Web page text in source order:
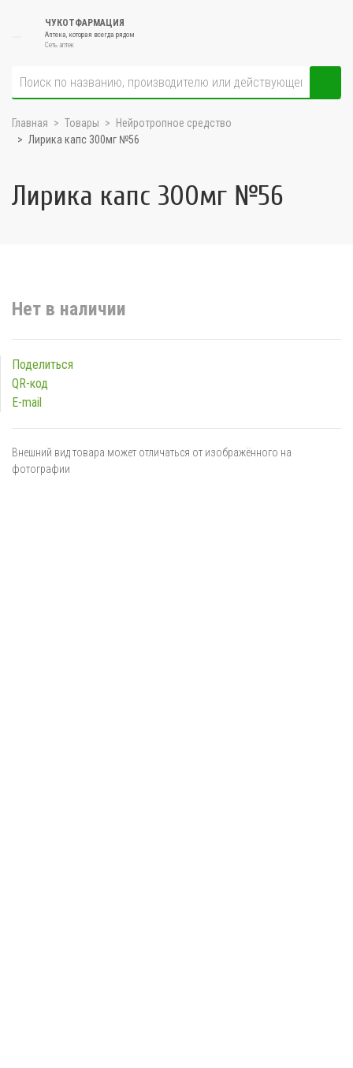
ЧУКОТФАРМАЦИЯ
Аптека, которая всегда рядом
Сеть аптек
Главная Товары
Нейротропное средство
Лирика капс 300мг №56
Лирика капс 300мг №56
Нет в наличии
Поделиться
QR-код
E-mail
Внешний вид товара может отличаться от изображённого на
фотографии